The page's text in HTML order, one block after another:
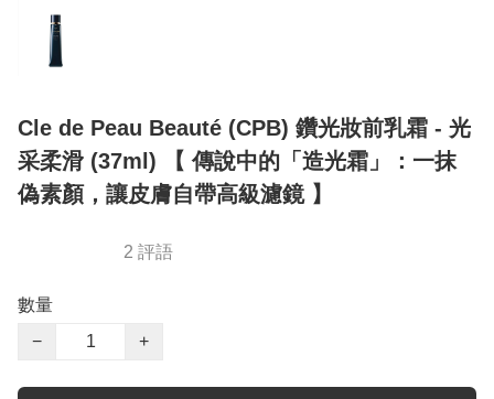
Cle de Peau Beauté (CPB) 鑽光妝前乳霜 - 光
采柔滑 (37ml) 【 傳說中的「造光霜」：一抹
偽素顏，讓皮膚自帶高級濾鏡 】
2 評語
數量
−
+